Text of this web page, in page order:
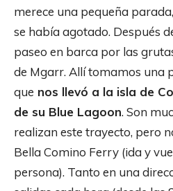
merece una pequeña
se había agotado. Después
paseo en barca por las
de Mgarr. Allí tomamos una
que nos llevó a la isla de
de su Blue Lagoon. Son
realizan este trayecto, pero
Bella Comino Ferry (ida y
persona). Tanto en una